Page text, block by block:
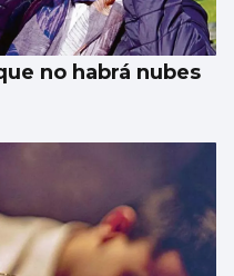
no habrá nubes